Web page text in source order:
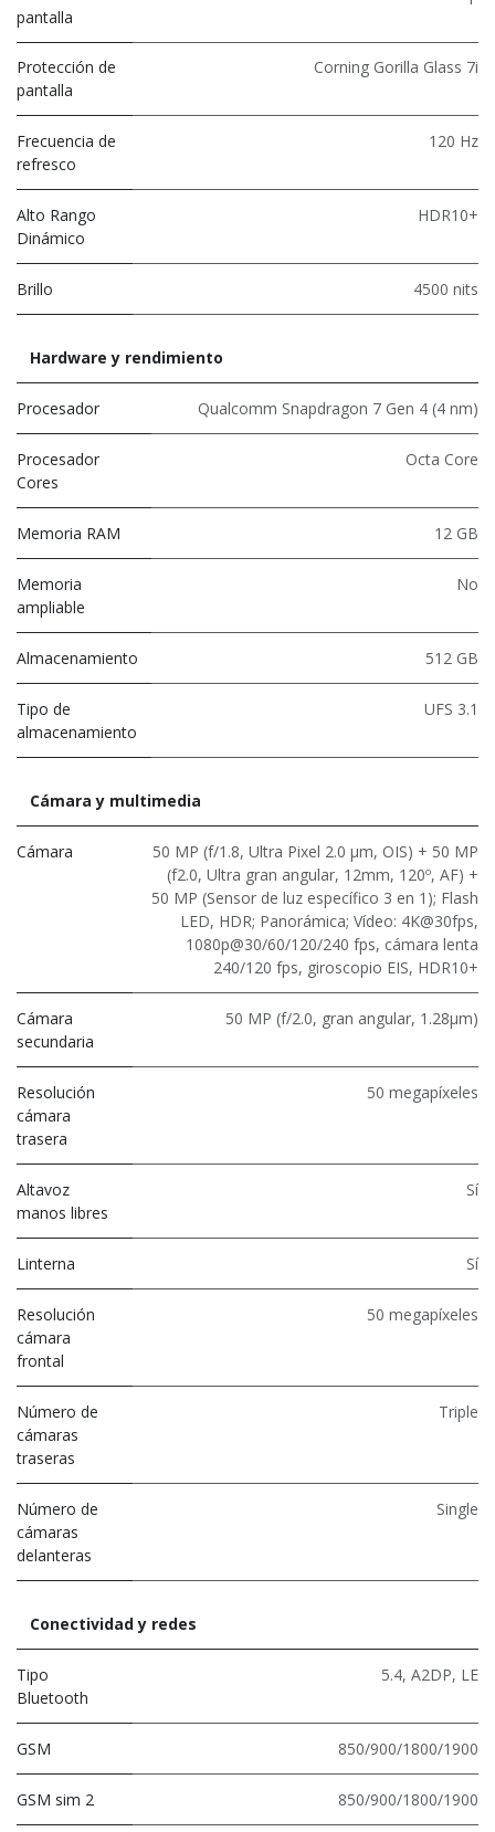
pantalla
Protección de
pantalla
Corning Gorilla Glass 7i
Frecuencia de
refresco
120 Hz
Alto Rango
Dinámico
HDR10+
Brillo 4500 nits
Hardware y rendimiento
Procesador Qualcomm Snapdragon 7 Gen 4 (4 nm)
Procesador
Cores
Octa Core
Memoria RAM 12 GB
Memoria
ampliable
No
Almacenamiento 512 GB
Tipo de
almacenamiento
UFS 3.1
Cámara y multimedia
Cámara
50 MP (f/1.8, Ultra Pixel 2.0 µm, OIS) + 50 MP
(f2.0, Ultra gran angular, 12mm, 120º, AF) +
50 MP (Sensor de luz específico 3 en 1); Flash
LED, HDR; Panorámica; Vídeo: 4K@30fps,
1080p@30/60/120/240 fps, cámara lenta
240/120 fps, giroscopio EIS, HDR10+
Cámara
secundaria
50 MP (f/2.0, gran angular, 1.28μm)
Resolución
cámara
trasera
50 megapíxeles
Altavoz
manos libres
Sí
Linterna Sí
Resolución
cámara
frontal
50 megapíxeles
Número de
cámaras
traseras
Triple
Número de
cámaras
delanteras
Single
Conectividad y redes
Tipo
Bluetooth
5.4, A2DP, LE
GSM 850/900/1800/1900
GSM sim 2 850/900/1800/1900